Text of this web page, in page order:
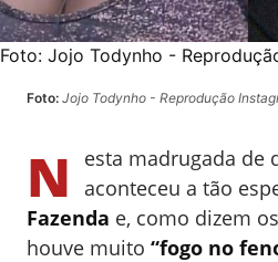
Foto: Jojo Todynho -
Foto: Jojo Todynho - Reprodução
N
esta madrugada de
aconteceu a tão
Fazenda e, como dizem
houve muito “fogo no